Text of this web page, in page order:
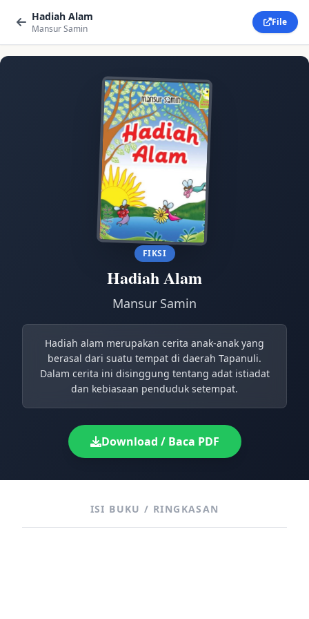
Hadiah Alam
Mansur Samin
File
FIKSI
Hadiah Alam
Mansur Samin
Hadiah alam merupakan cerita anak-anak yang
berasal dari suatu tempat di daerah Tapanuli.
Dalam cerita ini disinggung tentang adat istiadat
dan kebiasaan penduduk setempat.
Download / Baca PDF
ISI BUKU / RINGKASAN